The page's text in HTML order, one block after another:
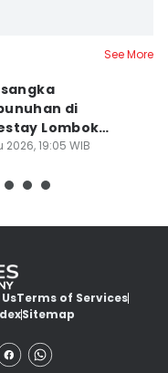
See More
di
Lombok
Dilimpahkan ke
2026, 19:05 WIB
Terms of Services
Sitemap